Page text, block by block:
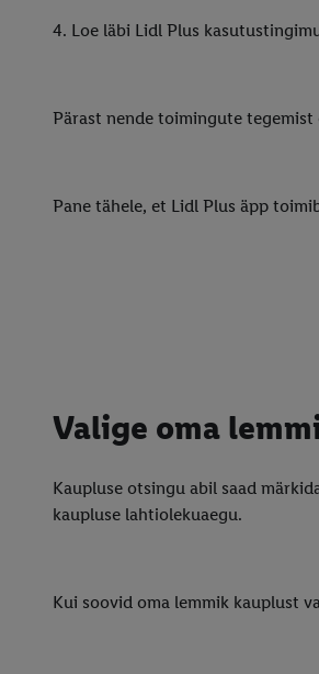
4. Loe läbi Lidl Plus
Pärast nende toimingute tegemist
Pane tähele, et Lidl Plus äpp
Valige oma
Kaupluse otsingu abil saad
kaupluse lahtiolekuaegu.
Kui soovid oma lemmik kauplust